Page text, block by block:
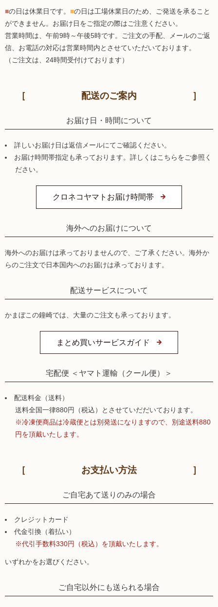
■の日は休業日です。 ■の日は工場休業日のため、ご発送を承ること
ができません。お届け日をご指定の際はご注意ください。
営業時間は、午前9時～午後5時です。ご注文の手配、メールのご返
信、お電話の対応は営業時間内とさせていただいております。
（ご注文は、24時間受付けております）
配送のご案内
お届け日・時間について
詳しいお届け日は返信メールにてご確認ください。
お届け時間帯指定も承っております。詳しくはこちらをご参照く
ださい。
クロネコヤマトお届け時間帯
海外へのお届けについて
海外へのお届けは承っておりませんので、ご了承ください。海外か
らのご注文で日本国内へのお届けは承っております。
配送サービスについて
かまぼこの鐘崎では、大量のご注文も承っております。
まとめ買いサービスガイド
宅配便 ＜ヤマト運輸（クール便）＞
配送料金（送料）
送料全国一律880円（税込）とさせていだだいております。
※冷凍便商品は冷蔵便とは別発送になりますので、別途送料880
円を頂戴いたします。
お支払い方法
ご自宅あて送りのみの場合
クレジットカード
代金引換（着払い）
※代引手数料330円（税込）を頂戴いたします。
いずれかをお選びください。
ご自宅以外にも送られる場合